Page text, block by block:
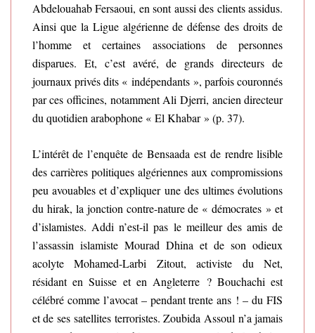
Abdelouahab Fersaoui, en sont aussi des clients assidus.
Ainsi que la Ligue algérienne de défense des droits de
l’homme et certaines associations de personnes
disparues. Et, c’est avéré, de grands directeurs de
journaux privés dits « indépendants », parfois couronnés
par ces officines, notamment Ali Djerri, ancien directeur
du quotidien arabophone « El Khabar » (p. 37).
L’intérêt de l’enquête de Bensaada est de rendre lisible
des carrières politiques algériennes aux compromissions
peu avouables et d’expliquer une des ultimes évolutions
du hirak, la jonction contre-nature de « démocrates » et
d’islamistes. Addi n’est-il pas le meilleur des amis de
l’assassin islamiste Mourad Dhina et de son odieux
acolyte Mohamed-Larbi Zitout, activiste du Net,
résidant en Suisse et en Angleterre ? Bouchachi est
célébré comme l’avocat – pendant trente ans ! – du FIS
et de ses satellites terroristes. Zoubida Assoul n’a jamais